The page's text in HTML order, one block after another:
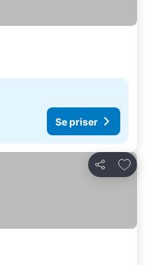
Se priser
Del
Føj til